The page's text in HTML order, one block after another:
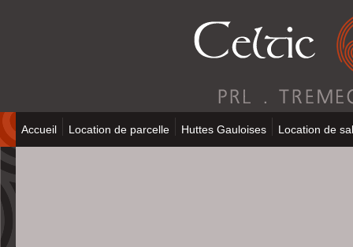
Accueil Location de parcelle Huttes Gauloises Location de